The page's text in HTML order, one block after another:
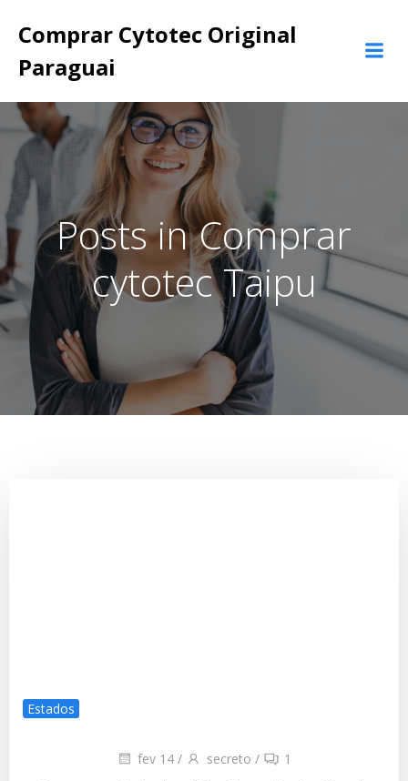
para
Comprar Cytotec Original
Paraguai
Posts in Comprar
cytotec Taipu
Estados
fev 14 / secreto / 1